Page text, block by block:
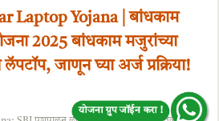
Laptop Yojana | बांधकाम
2025 बांधकाम मजुरांच्या
जाणून घ्या अर्ज प्रक्रिया!
योजना ग्रुप जॉईन करा !